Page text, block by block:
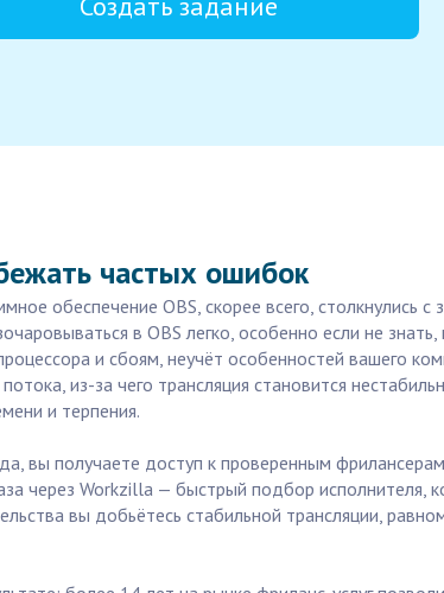
частых ошибок
обеспечение OBS, скорее всего, столкнулись с
в OBS легко, особенно если не
и сбоям, неучёт особенностей вашего
из-за чего трансляция становится
и терпения.
вы получаете доступ к проверенным
через Workzilla — быстрый подбор исполнителя,
вы добьётесь стабильной трансляции,